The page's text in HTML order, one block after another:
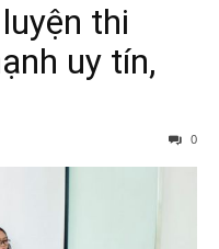
thi
uy tín,
0